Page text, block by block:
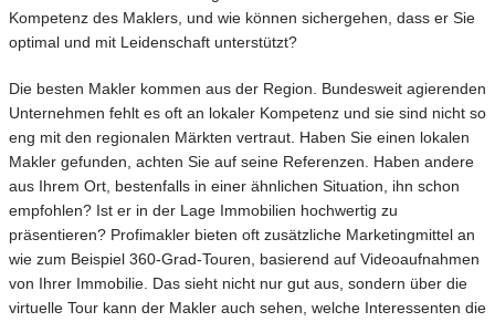
Kompetenz des Maklers, und wie können sichergehen, dass er Sie
optimal und mit Leidenschaft unterstützt?
Die besten Makler kommen aus der Region. Bundesweit agierenden
Unternehmen fehlt es oft an lokaler Kompetenz und sie sind nicht so
eng mit den regionalen Märkten vertraut. Haben Sie einen lokalen
Makler gefunden, achten Sie auf seine Referenzen. Haben andere
aus Ihrem Ort, bestenfalls in einer ähnlichen Situation, ihn schon
empfohlen? Ist er in der Lage Immobilien hochwertig zu
präsentieren? Profimakler bieten oft zusätzliche Marketingmittel an
wie zum Beispiel 360-Grad-Touren, basierend auf Videoaufnahmen
von Ihrer Immobilie. Das sieht nicht nur gut aus, sondern über die
virtuelle Tour kann der Makler auch sehen, welche Interessenten die